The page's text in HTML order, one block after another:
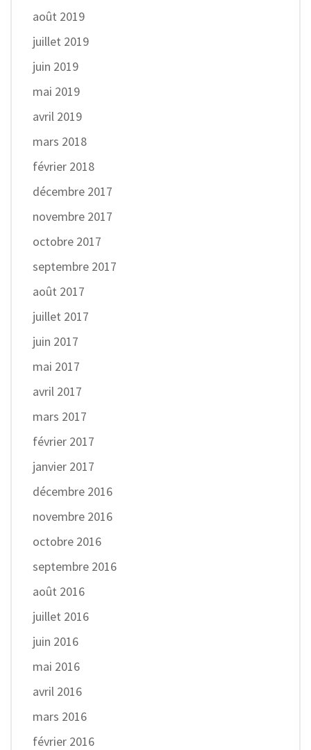
août 2019
juillet 2019
juin 2019
mai 2019
avril 2019
mars 2018
février 2018
décembre 2017
novembre 2017
octobre 2017
septembre 2017
août 2017
juillet 2017
juin 2017
mai 2017
avril 2017
mars 2017
février 2017
janvier 2017
décembre 2016
novembre 2016
octobre 2016
septembre 2016
août 2016
juillet 2016
juin 2016
mai 2016
avril 2016
mars 2016
février 2016